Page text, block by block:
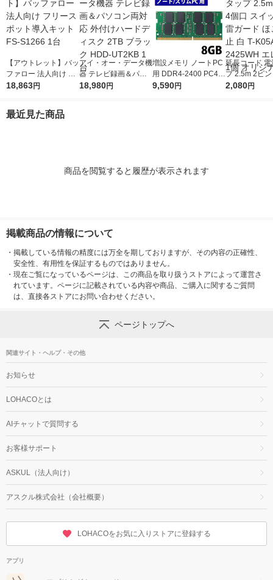
【アウトレット】バッ
ファロー 法人向け フ
リースポット導入キッ
18,863円
アイ・オー・データ機
器 テレビ録画＆パソ
コン両対応 外付けハ
18,980円
増設メモリ ノートPC
用 DDR4-2400 PC4-1
9200 8GB S.O.DIMM
9,590円
延長コード 電
プ 2.5m 2ピ
スイッチ付 雷
2,080円
最近見た商品
商品を閲覧すると履歴が表示されます
掲載商品の情報について
・ 掲載している情報の精度には万全を期しておりますが、その内容の正確性、
安全性、有用性を保証するものではありません。
・ 現在ご覧になっているページは、この商品を取り扱うストアによって運営さ
れています。ページに記載されている内容や商品、ご購入に関するご質問
は、直接各ストアにお問い合わせください。
ページトップへ
関連サイト・ヘルプ・その他
お知らせ
LOHACOとは
AIチャットで質問する
お客様サポート
ASKUL（法人向け）
アスクル株式会社（会社概要）
LOHACOをお気に入りストアに登録する
アプリ